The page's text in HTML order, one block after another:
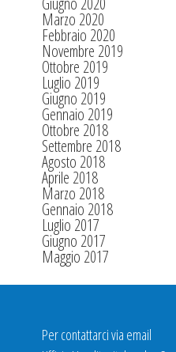
Marzo 2020
Febbraio 2020
Novembre 2019
Ottobre 2019
Luglio 2019
Giugno 2019
Gennaio 2019
Ottobre 2018
Settembre 2018
Agosto 2018
Aprile 2018
Marzo 2018
Gennaio 2018
Luglio 2017
Giugno 2017
Maggio 2017
Per contattarci via email